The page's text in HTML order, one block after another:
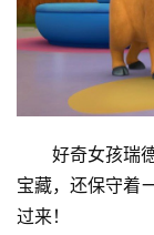
文
好奇女孩瑞
宝藏，还保守着
过来！